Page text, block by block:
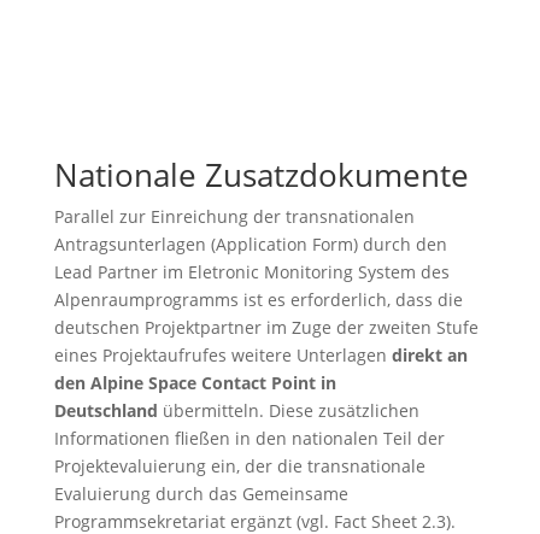
Nationale Zusatzdokumente
Parallel zur Einreichung der transnationalen
Antragsunterlagen (Application Form) durch den
Lead Partner im Eletronic Monitoring System des
Alpenraumprogramms ist es erforderlich, dass die
deutschen Projektpartner im Zuge der zweiten Stufe
eines Projektaufrufes weitere Unterlagen direkt an
den Alpine Space Contact Point in
Deutschland übermitteln. Diese zusätzlichen
Informationen fließen in den nationalen Teil der
Projektevaluierung ein, der die transnationale
Evaluierung durch das Gemeinsame
Programmsekretariat ergänzt (vgl. Fact Sheet 2.3).